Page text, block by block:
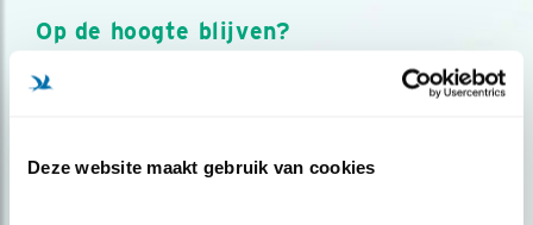
Deze website maakt gebruik van cookies
Op de hoogte blijven?
Meld je aan en ontvang nieuws, inspiratie, acties en tips
over vogels en activiteiten van Vogelbescherming.